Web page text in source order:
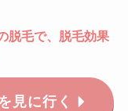
脱毛で、脱毛効果
見に行く